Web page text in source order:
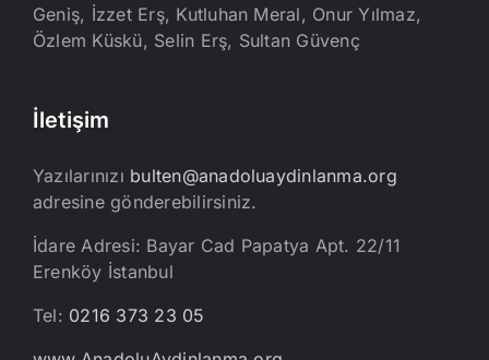
Geniş, İzzet Erş, Kutluhan Meral, Onur Yılmaz,
Özlem Küskü, Selin Erş, Sultan Güvenç
İletişim
Yazılarınızı bulten@anadoluaydinlanma.org
adresine gönderebilirsiniz.
İdare Adresi: Bayar Cad Papatya Apt. 22/11
Erenköy İstanbul
Tel: 0216 373 23 05